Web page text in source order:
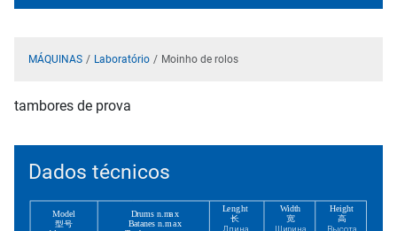
MÁQUINAS Laboratório Moinho de rolos
tambores de prova
Dados técnicos